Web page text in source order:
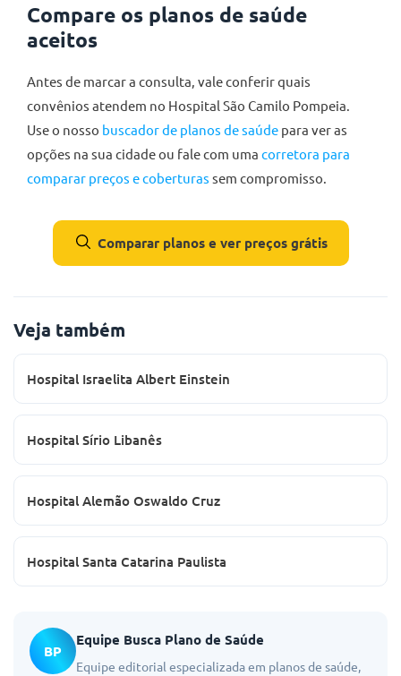
Compare os planos de saúde
aceitos
Antes de marcar a consulta, vale conferir quais
convênios atendem no Hospital São Camilo Pompeia.
Use o nosso buscador de planos de saúde para ver as
opções na sua cidade ou fale com uma corretora para
comparar preços e coberturas sem compromisso.
Comparar planos e ver preços grátis
Veja também
Hospital Israelita Albert Einstein
Hospital Sírio Libanês
Hospital Alemão Oswaldo Cruz
Hospital Santa Catarina Paulista
BP
Equipe Busca Plano de Saúde
Equipe editorial especializada em planos de saúde,